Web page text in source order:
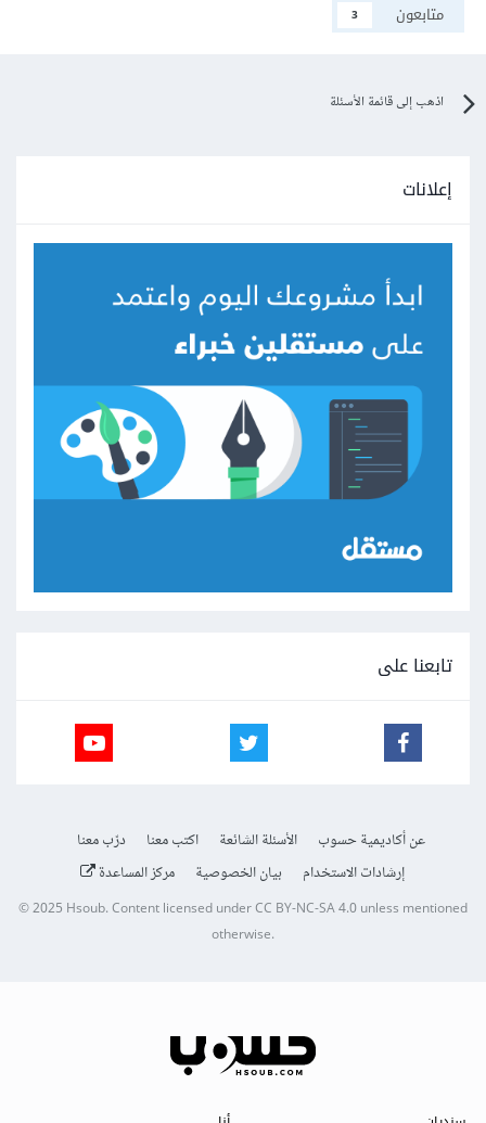
متابعون
3
اذهب إلى قائمة الأسئلة
إعلانات
تابعنا على
عن أكاديمية حسوب الأسئلة الشائعة اكتب معنا
درّب معنا
إرشادات الاستخدام
بيان الخصوصية مركز المساعدة
© 2025Hsoub.Content licensed underCC BY-NC-SA 4.0unless mentioned
otherwise.